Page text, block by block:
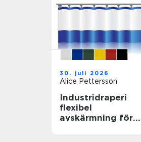
30. juli 2026
Alice Pettersson
Industridraperi
flexibel
avskärmning för